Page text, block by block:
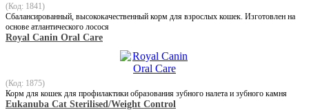
(Код: 1841)
Сбалансированный, высококачественный корм для взрослых кошек. Изготовлен на
основе атлантического лосося
Royal Canin Oral Care
(Код: 1875)
Корм для кошек для профилактики образования зубного налета и зубного камня
Eukanuba Cat Sterilised/Weight Control